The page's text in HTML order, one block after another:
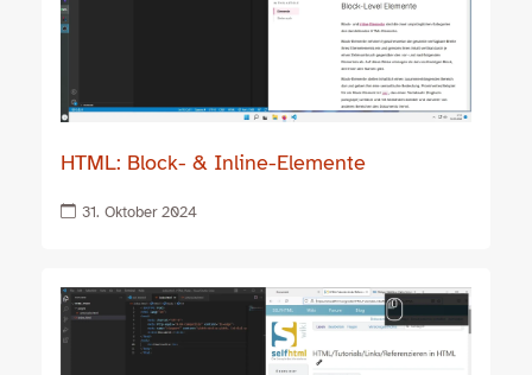
HTML: Block- & Inline-Elemente
31. Oktober 2024